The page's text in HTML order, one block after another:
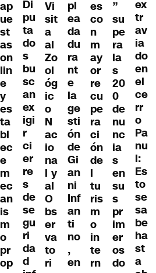
ap
ue
st
as
on
lin
e
y
es
ta
bl
ec
e
m
ec
an
is
m
o
pr
op
Di
pu
ta
do
s
bu
sc
an
ex
igi
r
ci
er
re
s
de
se
gu
ri
da
d
Vi
sit
a
al
Zo
ol
óg
ic
o
N
ac
io
na
l y
al
O
bs
er
va
to
ri
pl
ea
da
du
ra
nt
e
la
ge
sti
ón
de
Gi
an
ni
Inf
an
ti
no
,
en
es
co
n
m
ay
or
re
cu
pe
ra
ci
ón
de
l
tu
ris
m
o
in
te
rn
”
su
pe
ra
la
s
20
0
de
nu
nc
ia
s
en
su
s
pr
im
er
os
do
ex
tr
av
ia
do
en
el
ce
rr
o
Pa
nu
l:
Es
to
se
sa
be
ha
st
a